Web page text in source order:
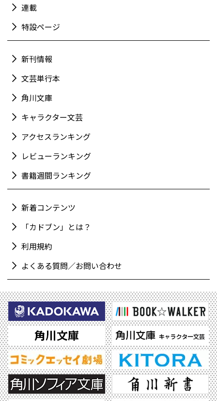
連載
特設ページ
新刊情報
文芸単行本
角川文庫
キャラクター文芸
アクセスランキング
レビューランキング
書籍週間ランキング
新着コンテンツ
「カドブン」とは？
利用規約
よくある質問／お問い合わせ